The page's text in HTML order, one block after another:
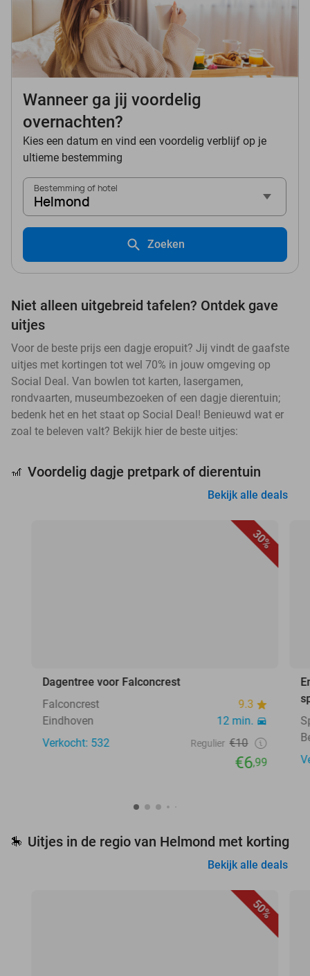
Wanneer ga jij voordelig
overnachten?
Kies een datum en vind een voordelig verblijf op je
ultieme bestemming
Bestemming of hotel
Helmond
Zoeken
Niet alleen uitgebreid tafelen? Ontdek gave
uitjes
Voor de beste prijs een dagje eropuit? Jij vindt de gaafste
uitjes met kortingen tot wel 70% in jouw omgeving op
Social Deal. Van bowlen tot karten, lasergamen,
rondvaarten, museumbezoeken of een dagje dierentuin;
bedenk het en het staat op Social Deal! Benieuwd wat er
zoal te beleven valt? Bekijk hier de beste uitjes:
🎢 Voordelig dagje pretpark of dierentuin
Bekijk alle deals
30%
Dagentree voor Falconcrest
Falconcrest
9.3
Eindhoven
12 min.
Verkocht: 532
Regulier €10
€6,99
🎠 Uitjes in de regio van Helmond met korting
Bekijk alle deals
50%